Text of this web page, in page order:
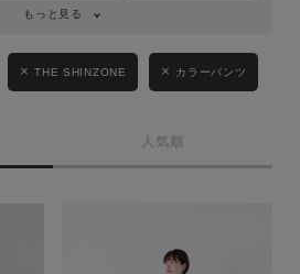
もっと見る
THE SHINZONE カラーパンツ
人気順